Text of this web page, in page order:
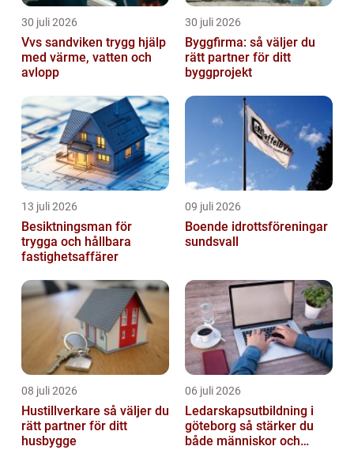
30 juli 2026
Vvs sandviken trygg hjälp
med värme, vatten och
avlopp
30 juli 2026
Byggfirma: så väljer du
rätt partner för ditt
byggprojekt
13 juli 2026
Besiktningsman för
trygga och hållbara
fastighetsaffärer
09 juli 2026
Boende idrottsföreningar
sundsvall
08 juli 2026
Hustillverkare så väljer du
rätt partner för ditt
husbygge
06 juli 2026
Ledarskapsutbildning i
göteborg så stärker du
både människor och